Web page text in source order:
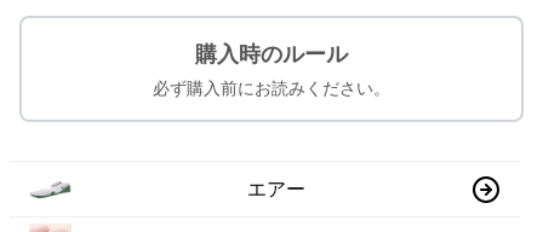
購入時のルール
必ず購入前にお読みください。
エアー